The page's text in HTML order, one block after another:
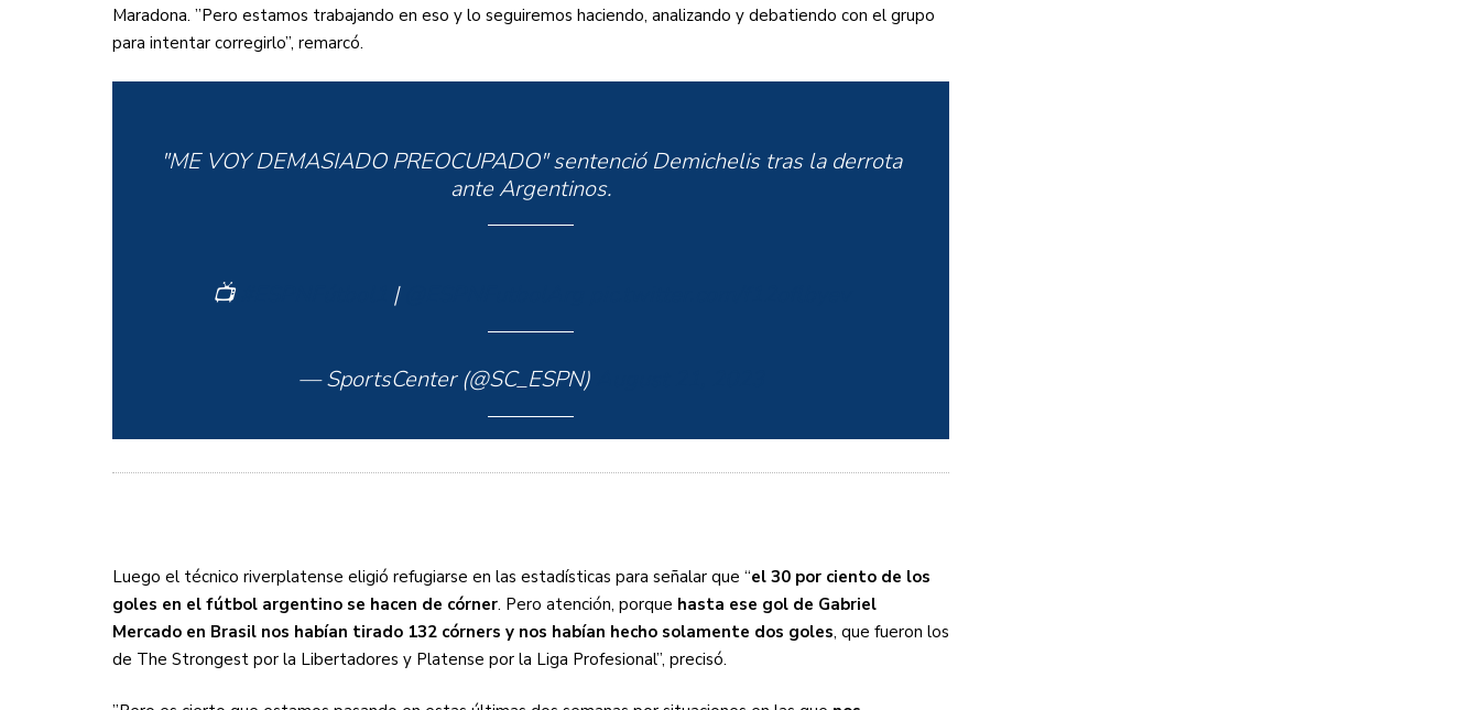
Maradona. ”Pero estamos trabajando en eso y lo seguiremos haciendo, analizando y debatiendo con el grupo
para intentar corregirlo”, remarcó.
"ME VOY DEMASIADO PREOCUPADO" sentenció Demichelis tras la derrota
ante Argentinos.
📺 |
— SportsCenter (@SC_ESPN)
Luego el técnico riverplatense eligió refugiarse en las estadísticas para señalar que “el 30 por ciento de los
goles en el fútbol argentino se hacen de córner. Pero atención, porque hasta ese gol de Gabriel
Mercado en Brasil nos habían tirado 132 córners y nos habían hecho solamente dos goles, que fueron los
de The Strongest por la Libertadores y Platense por la Liga Profesional”, precisó.